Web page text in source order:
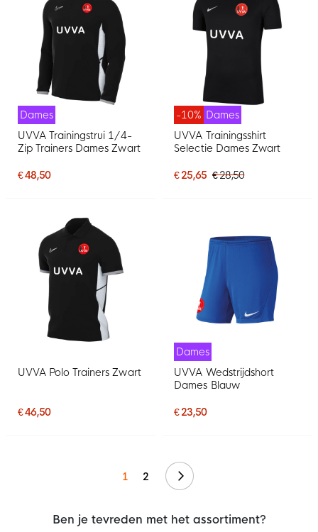
Dames
UVVA Trainingstrui 1/4-
Zip Trainers Dames Zwart
€ 48,50
-10% Dames
UVVA Trainingsshirt
Selectie Dames Zwart
€ 25,65 € 28,50
UVVA Polo Trainers Zwart
€ 46,50
Dames
UVVA Wedstrijdshort
Dames Blauw
€ 23,50
1 2 Volgende
Ben je tevreden met het assortiment?